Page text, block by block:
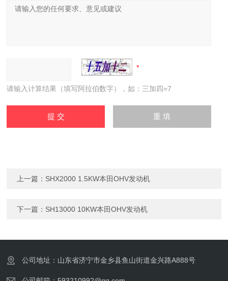
请输入计算结果（填写阿拉伯数字），如：三加四=7
上一篇： SHX2000 1.5KW本田OHV发动机
下一篇： SH13000 10KW本田OHV发动机
公司地址：山东省济宁市金乡县鱼山街道金兴路A888号